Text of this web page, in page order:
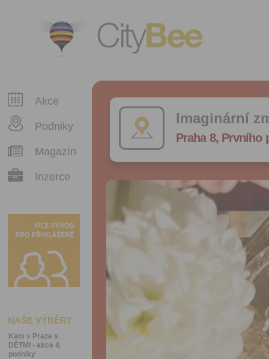
CityBee
Akce
Podniky
Magazín
Inzerce
NAŠE VÝBĚRY
Kam v Praze s
DĚTMI - akce &
podniky
Imaginární
Praha 8, Prvního